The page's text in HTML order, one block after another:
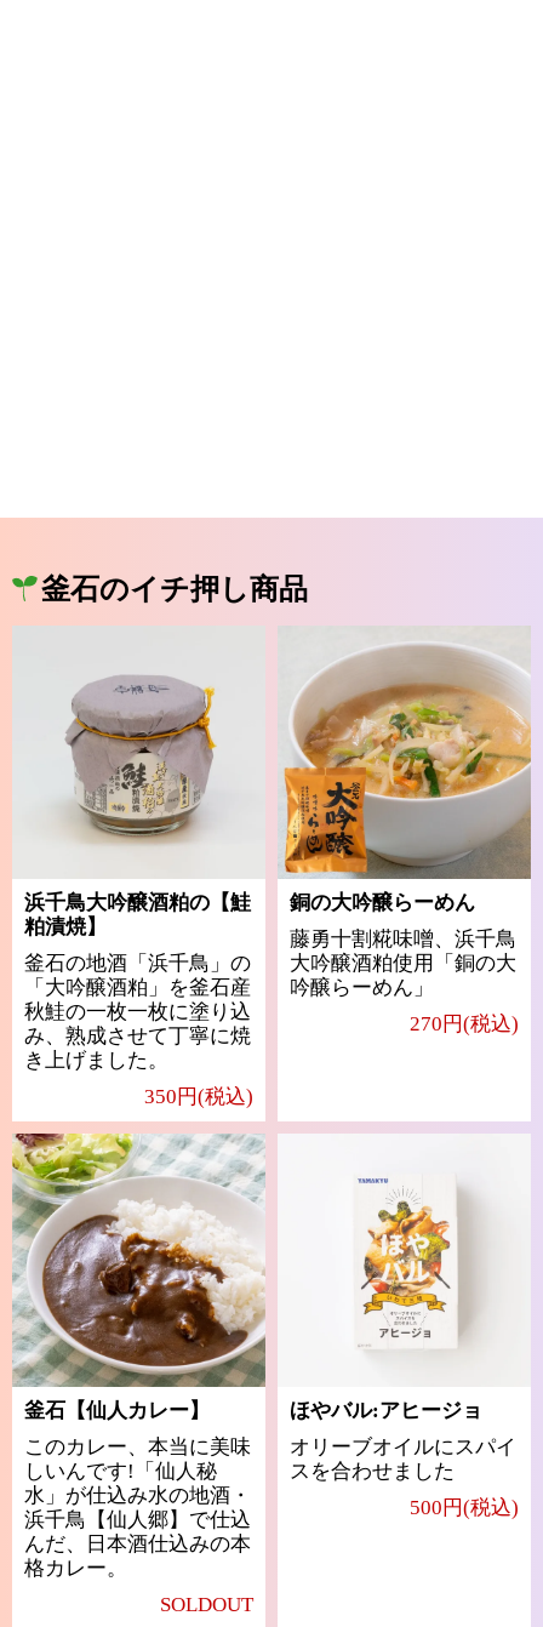
釜石のイチ押し商品
浜千鳥大吟醸酒粕の【鮭
粕漬焼】
釜石の地酒「浜千鳥」の
「大吟醸酒粕」を釜石産
秋鮭の一枚一枚に塗り込
み、熟成させて丁寧に焼
き上げました。
350円(税込)
銅の大吟醸らーめん
藤勇十割糀味噌、浜千鳥
大吟醸酒粕使用「銅の大
吟醸らーめん」
270円(税込)
釜石【仙人カレー】
このカレー、本当に美味
しいんです!「仙人秘
水」が仕込み水の地酒・
浜千鳥【仙人郷】で仕込
んだ、日本酒仕込みの本
格カレー。
SOLDOUT
ほやバル:アヒージョ
オリーブオイルにスパイ
スを合わせました
500円(税込)